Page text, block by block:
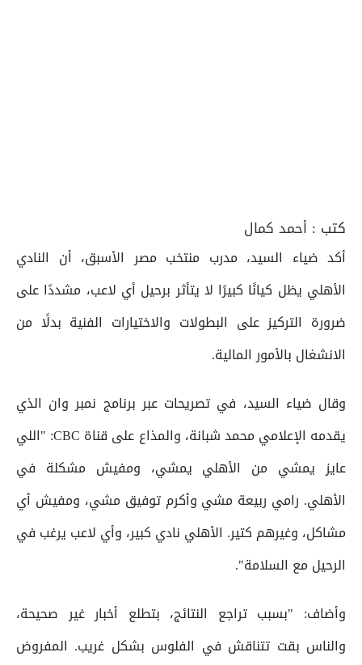
كتب : أحمد كمال
أكد ضياء السيد، مدرب منتخب مصر الأسبق، أن النادي
الأهلي يظل كيانًا كبيرًا لا يتأثر برحيل أي لاعب، مشددًا على
ضرورة التركيز على البطولات والاختيارات الفنية بدلًا من
الانشغال بالأمور المالية.
وقال ضياء السيد، في تصريحات عبر برنامج نمبر وان الذي
يقدمه الإعلامي محمد شبانة، والمذاع على قناة CBC: "اللي
عايز يمشي من الأهلي يمشي، ومفيش مشكلة في
الأهلي. رامي ربيعة مشي وأكرم توفيق مشي، ومفيش أي
مشاكل، وغيرهم كتير. الأهلي نادي كبير، وأي لاعب يرغب في
الرحيل مع السلامة".
وأضاف: "بسبب تراجع النتائج، بتطلع أخبار غير صحيحة،
والناس بقت تتناقش في الفلوس بشكل غريب. المفروض